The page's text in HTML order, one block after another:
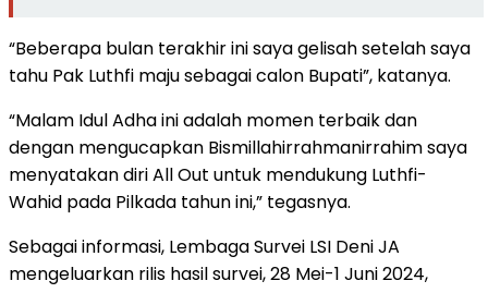
“Beberapa bulan terakhir ini saya gelisah setelah saya
tahu Pak Luthfi maju sebagai calon Bupati”, katanya.
“Malam Idul Adha ini adalah momen terbaik dan
dengan mengucapkan Bismillahirrahmanirrahim saya
menyatakan diri All Out untuk mendukung Luthfi-
Wahid pada Pilkada tahun ini,” tegasnya.
Sebagai informasi, Lembaga Survei LSI Deni JA
mengeluarkan rilis hasil survei, 28 Mei-1 Juni 2024,